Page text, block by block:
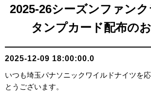
2025-26シーズンファン
タンプカード配布の
2025-12-09 18:00:00.0
いつも埼玉パナソニックワイルドナイツを
とうございます。